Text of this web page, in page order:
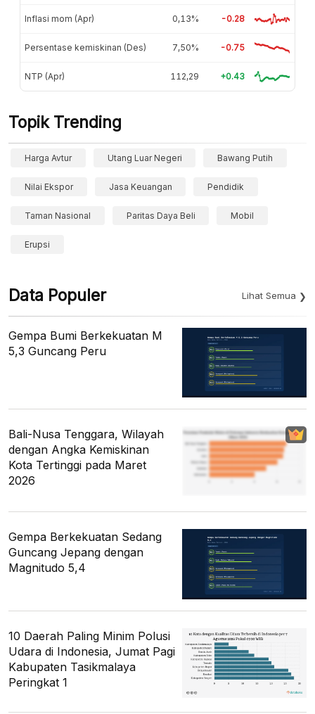
Inflasi mom (Apr) 0,13% -0.28
Persentase kemiskinan (Des) 7,50% -0.75
NTP (Apr) 112,29 +0.43
Topik Trending
Harga Avtur Utang Luar Negeri Bawang Putih
Nilai Ekspor Jasa Keuangan Pendidik
Taman Nasional Paritas Daya Beli Mobil
Erupsi
Data Populer Lihat Semua
Gempa Bumi Berkekuatan M
5,3 Guncang Peru
Bali-Nusa Tenggara, Wilayah
dengan Angka Kemiskinan
Kota Tertinggi pada Maret
2026
Gempa Berkekuatan Sedang
Guncang Jepang dengan
Magnitudo 5,4
10 Daerah Paling Minim Polusi
Udara di Indonesia, Jumat Pagi
Kabupaten Tasikmalaya
Peringkat 1